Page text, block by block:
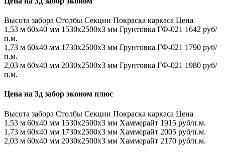
Высота забора Столбы Секции Покраска каркаса Цена
1,53 м 60х40 мм 1530x2500x3 мм Грунтовка ГФ-021 1642 руб/
п.м.
1,73 м 60х40 мм 1730x2500x3 мм Грунтовка ГФ-021 1790 руб/
п.м.
2,03 м 60х40 мм 2030x2500x3 мм Грунтовка ГФ-021 1980 руб/
п.м.
Цена на 3д забор эконом плюс
Высота забора Столбы Секции Покраска каркаса Цена
1,53 м 60х40 мм 1530x2500x3 мм Хаммерайт 1915 руб/п.м.
1,73 м 60х40 мм 1730x2500x3 мм Хаммерайт 2005 руб/п.м.
2,03 м 60х40 мм 2030x2500x3 мм Хаммерайт 2170 руб/п.м.